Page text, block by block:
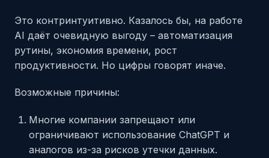
Это контринтуитивно. Казалось бы, на работе
AI даёт очевидную выгоду – автоматизация
рутины, экономия времени, рост
продуктивности. Но цифры говорят иначе.
Возможные причины:
Многие компании запрещают или
ограничивают использование ChatGPT и
аналогов из-за рисков утечки данных.